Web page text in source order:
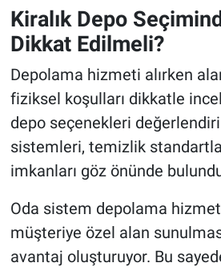
Kiralık Depo
Dikkat Edilmeli?
Depolama hizmeti alırken
fiziksel koşulları dikkatle
depo seçenekleri
sistemleri, temizlik
imkanları göz önünde
Oda sistem depolama
müşteriye özel alan
avantaj oluşturuyor. Bu